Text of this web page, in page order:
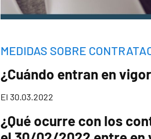
MEDIDAS SOBRE
¿Cuándo entran en
El 30.03.2022
¿Qué ocurre con los